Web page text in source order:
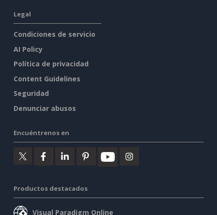
Legal
Condiciones de servicio
AI Policy
Política de privacidad
Content Guidelines
Seguridad
Denunciar abusos
Encuéntrenos en
Productos destacados
Visual Paradigm Online